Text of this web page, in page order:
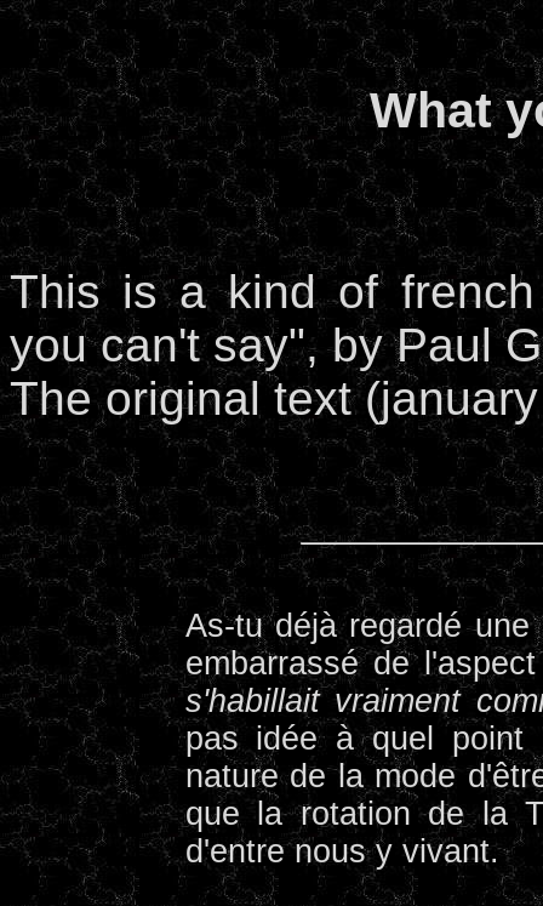
What
This is a kind of
you can't say", by Paul
The original text
As-tu déjà regardé
embarrassé de
s'habillait vraiment
pas idée à quel point
nature de la mode
que la rotation de la
d'entre nous y vivant.